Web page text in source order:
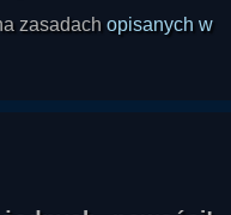
zasadach opisanych w